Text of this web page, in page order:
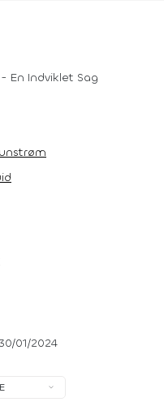
- En Indviklet Sag
01/2024